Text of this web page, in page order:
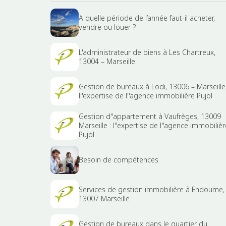
A quelle période de l’année faut-il acheter,
vendre ou louer ?
L'administrateur de biens à Les Chartreux,
13004 – Marseille
Gestion de bureaux à Lodi, 13006 –
l''expertise de l''agence immobilière Pujol
Gestion d''appartement à Vaufrèges, 13009
Marseille : l''expertise de l''agence
Pujol
Besoin de compétences
Services de gestion immobilière à Endoume,
13007 Marseille
Gestion de bureaux dans le quartier du